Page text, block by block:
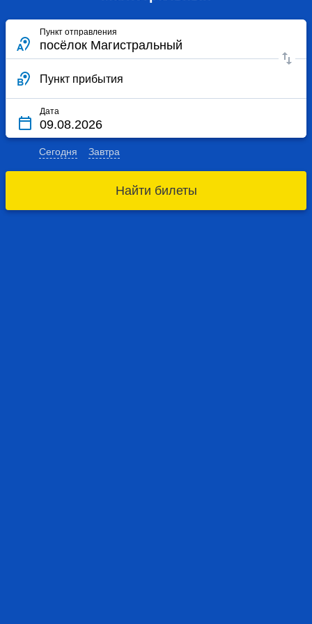
Пункт отправления
Пункт прибытия
Дата
Сегодня Завтра
Найти билеты